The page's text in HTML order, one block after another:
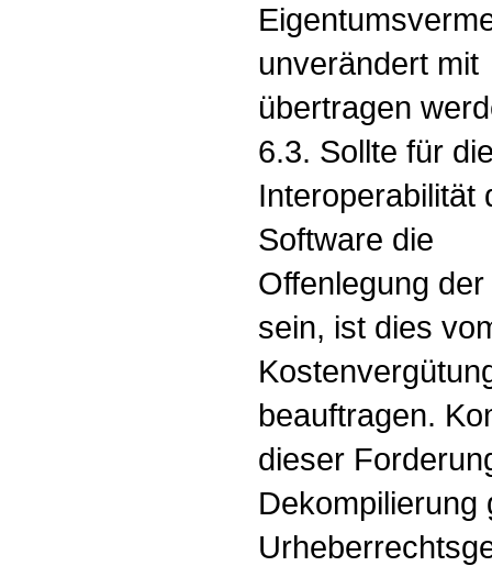
unverändert mit
übertragen
6.3. Sollte für
Interoperabilität
Software die
Offenlegung
sein, ist dies
beauftragen.
dieser
Dekompilierung